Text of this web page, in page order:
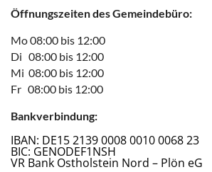
Öffnungszeiten des Gemeindebüro:
Mo 08:00 bis 12:00
Di 08:00 bis 12:00
Mi 08:00 bis 12:00
Fr 08:00 bis 12:00
Bankverbindung:
IBAN: DE15 2139 0008 0010 0068 23
BIC: GENODEF1NSH
VR Bank Ostholstein Nord – Plön eG